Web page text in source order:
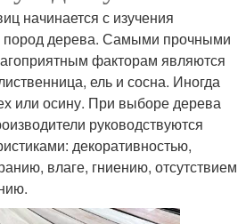
начинается с изучения
пород дерева. Самыми прочными
факторам являются
ель и сосна. Иногда
или осину. При выборе дерева
руководствуются
декоративностью,
влаге, гниению, отсутствием